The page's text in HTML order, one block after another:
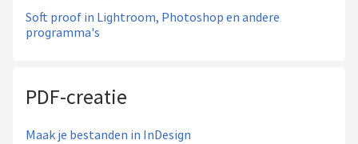
Soft proof in Lightroom, Photoshop en andere
programma's
PDF-creatie
Maak je bestanden in InDesign